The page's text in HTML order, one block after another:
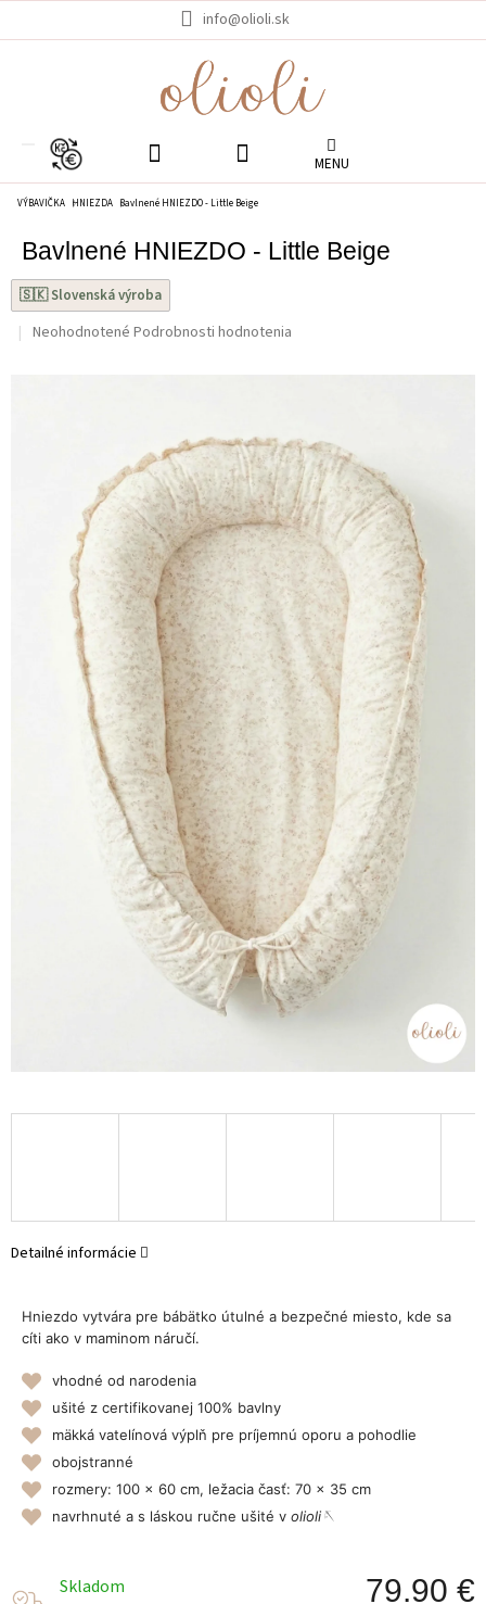
info@olioli.sk
EUR
VÝBAVIČKA HNIEZDA Bavlnené HNIEZDO - Little Beige
Bavlnené HNIEZDO - Little Beige
🇸🇰 Slovenská výroba
Priemerné
hviezdičiek.
Neohodnotené Podrobnosti hodnotenia
79.90 €
Skladom
Hniezdo vytvára pre bábätko útulné a bezpečné miesto, kde sa
cíti ako v maminom náručí.
vhodné od narodenia
ušité z certifikovanej 100% bavlny
mäkká vatelínová výplň pre príjemnú oporu a pohodlie
obojstranné
rozmery: 100 x 60 cm, ležacia časť: 70 x 35 cm
navrhnuté a s láskou ručne ušité v olioli🪡
Detailné informácie